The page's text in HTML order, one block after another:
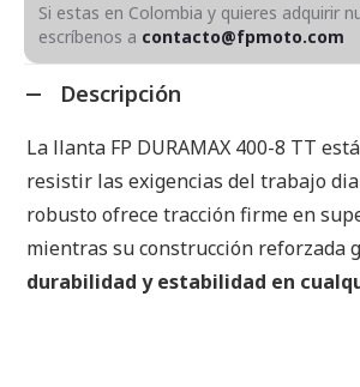
Si estas en Colombia y quieres adquirir
escríbenos a contacto@fpmoto.com
Descripción
La llanta FP DURAMAX 400-8 TT
resistir las exigencias del trabajo
robusto ofrece tracción firme en
mientras su construcción reforzada
durabilidad y estabilidad en